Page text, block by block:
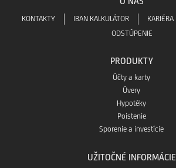
KONTAKTY IBAN KALKULÁTOR KARIÉRA
ODSTÚPENIE
PRODUKTY
Účty a karty
Úvery
Hypotéky
Poistenie
Sporenie a investície
UŽITOČNÉ INFORMÁCIE